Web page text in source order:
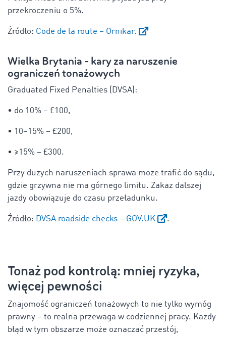
przekroczeniu o 5%.
Źródło: Code de la route – Ornikar.
Wielka Brytania - kary za naruszenie
ograniczeń tonażowych
Graduated Fixed Penalties (DVSA):
• do 10% – £100,
• 10–15% – £200,
• ≥15% – £300.
Przy dużych naruszeniach sprawa może trafić do sądu,
gdzie grzywna nie ma górnego limitu. Zakaz dalszej
jazdy obowiązuje do czasu przeładunku.
Źródło: DVSA roadside checks – GOV.UK .
Tonaż pod kontrolą: mniej ryzyka,
więcej pewności
Znajomość ograniczeń tonażowych to nie tylko wymóg
prawny – to realna przewaga w codziennej pracy. Każdy
błąd w tym obszarze może oznaczać przestój,